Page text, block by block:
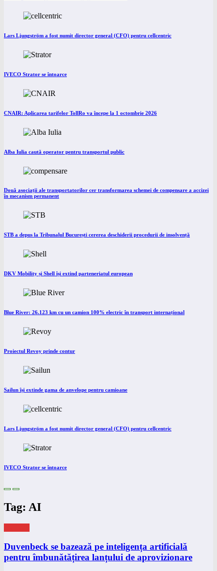
Lars Ljungström a fost numit director general (CFO) pentru cellcentric
IVECO Strator se întoarce
CNAIR: Aplicarea tarifelor TollRo va începe la 1 octombrie 2026
Alba Iulia caută operator pentru transportul public
Două asociații ale transportatorilor cer transformarea schemei de compensare a accizei
în mecanism permanent
STB a depus la Tribunalul București cererea deschiderii procedurii de insolvență
DKV Mobility și Shell își extind parteneriatul european
Blue River: 26.123 km cu un camion 100% electric în transport internațional
Proiectul Revoy prinde contur
Sailun își extinde gama de anvelope pentru camioane
Lars Ljungström a fost numit director general (CFO) pentru cellcentric
IVECO Strator se întoarce
Tag: AI
Duvenbeck se bazează pe inteligența artificială
pentru îmbunătățirea lanțului de aprovizionare